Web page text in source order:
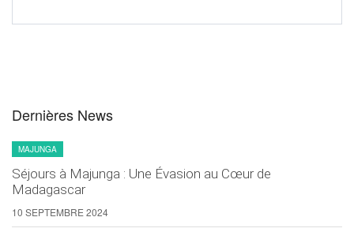
Dernières News
MAJUNGA
Séjours à Majunga : Une Évasion au Cœur de
Madagascar
10 SEPTEMBRE 2024